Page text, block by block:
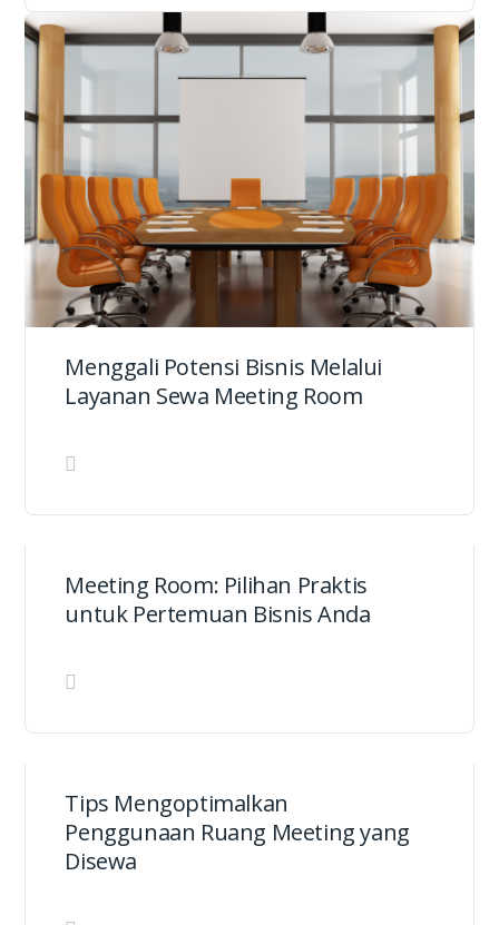
Menggali Potensi Bisnis Melalui
Layanan Sewa Meeting Room
Meeting Room: Pilihan Praktis
untuk Pertemuan Bisnis Anda
Tips Mengoptimalkan
Penggunaan Ruang Meeting yang
Disewa